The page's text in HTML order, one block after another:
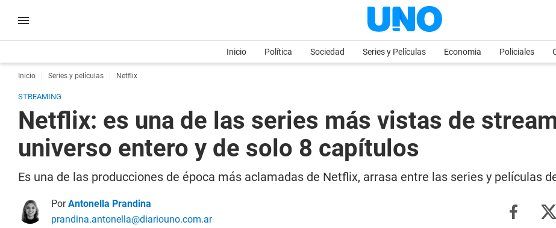
Inicio Política Sociedad Series y Películas Economia Policiales
Inicio Series y películas Netflix
STREAMING
Netflix: es una de las series más vistas de
universo entero y de solo 8 capítulos
Es una de las producciones de época más aclamadas de Netflix, arrasa entre las series y películas
PorAntonella Prandina
prandina.antonella@diariouno.com.ar